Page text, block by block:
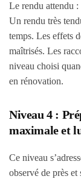
Le rendu attendu :
Un rendu très
temps. Les effets
maîtrisés. Les
niveau choisi
en rénovation.
Niveau 4 :
maximale et
Ce niveau
observé de près